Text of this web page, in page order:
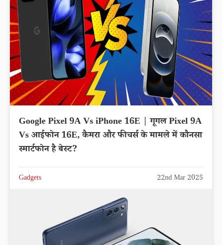
Google Pixel 9A Vs iPhone 16E | गूगल Pixel 9A
Vs आईफोन 16E, कैमरा और फीचर्स के मामले में कौनसा
स्मार्टफोन है बेस्ट?
Gadgets 22nd Mar 2025